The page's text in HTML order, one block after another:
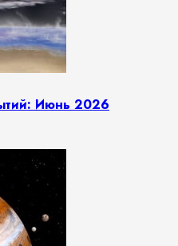
Июнь 2026